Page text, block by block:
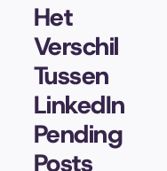
Het
Verschil
Tussen
LinkedIn
Pending
Posts